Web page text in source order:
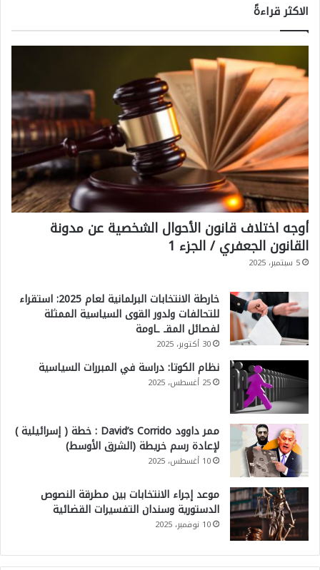
الاكثر قراءةً
أوجه اختلاف قانون الأحوال الشخصية عن مدونة
القانون الجعفري / الجزء 1
5 سبتمبر، 2025
خارطة الانتخابات البرلمانية لعام 2025: استقراء
للتحالفات ولدور القوى السياسية الممثلة
لفصائل المقـ ـاومة
30 أكتوبر، 2025
نظام الكوتا: دراسة في المبررات السياسية
25 أغسطس، 2025
ممر داوود David’s Corrido : خطة ( إسرائيلية )
لإعادة رسم خريطة (الشرق الأوسط)
10 أغسطس، 2025
موعد إجراء الانتخابات بين مطرقة النصوص
الدستورية وسندان التفسيرات القضائية
10 نوفمبر، 2025